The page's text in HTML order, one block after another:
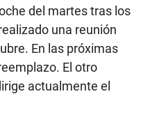
del martes tras los
una reunión
En las próximas
El otro
actualmente el